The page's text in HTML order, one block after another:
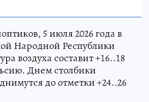
5 июля 2026 года в
Народной Республики
воздуха составит +16..18
Днем столбики
до отметки +24..26